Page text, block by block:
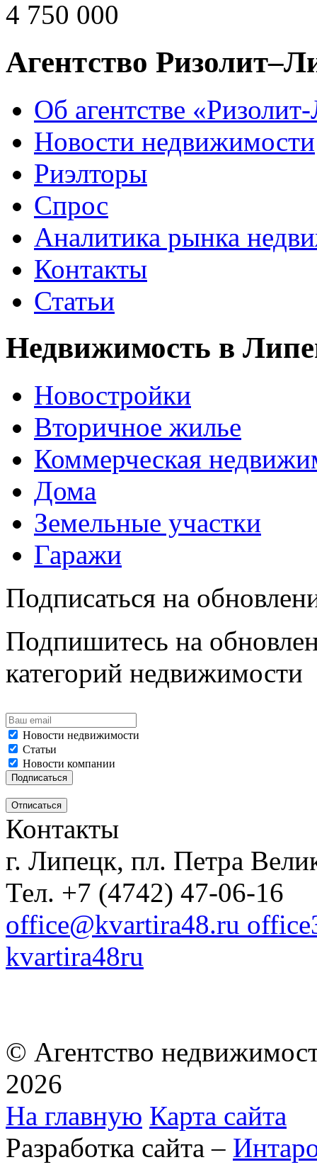
4 750 000
Агентство
Об агентстве
Новости недвижимости
Риэлторы
Спрос
Аналитика рынка
Контакты
Статьи
Недвижимость в
Новостройки
Вторичное жилье
Коммерческая
Дома
Земельные участки
Гаражи
Подписаться на
Подпишитесь на
категорий недвижимости
Новости недвижимости
Статьи
Новости компании
Контакты
г. Липецк, пл. Петра
Тел. +7 (4742) 47-06-16
office@kvartira48.ru
kvartira48ru
© Агентство
2026
На главную Карта сайта
Разработка сайта –